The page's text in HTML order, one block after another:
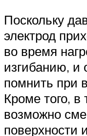
Поскольку
электрод
во время
изгибанию, и
помнить при
Кроме того,
возможно
поверхности